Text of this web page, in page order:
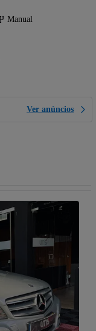
Manual
Ver anúncios